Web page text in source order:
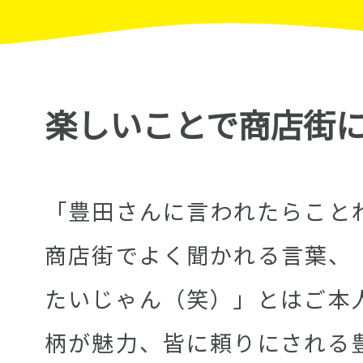
楽しいことで商店街
「豊田さんに言われたらこ
商店街でよく聞かれる言葉、
たいじゃん（笑）」とはご本
柄が魅力、皆に頼りにされる